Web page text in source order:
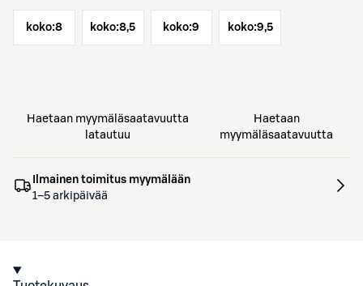
koko:8 koko:8,5 koko:9 koko:9,5
Haetaan myymäläsaatavuutta
latautuu
Haetaan
myymäläsaatavuutta
Ilmainen toimitus myymälään
1–5 arkipäivää